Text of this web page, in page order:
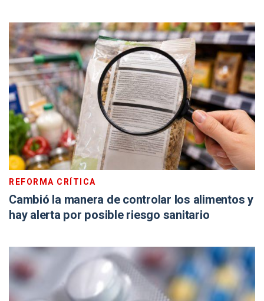
REFORMA CRÍTICA
Cambió la manera de controlar los alimentos y
hay alerta por posible riesgo sanitario